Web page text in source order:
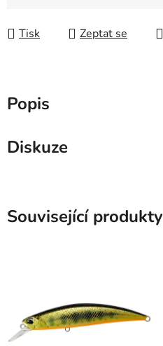
Tisk Zeptat se
Popis
Diskuze
Související produkty